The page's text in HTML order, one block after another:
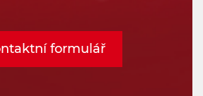
formulář